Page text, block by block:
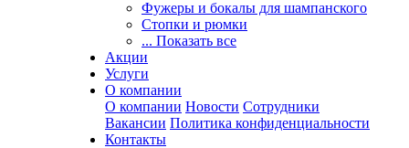
Фужеры и бокалы для шампанского
Стопки и рюмки
... Показать все
Акции
Услуги
О компании
О компании Новости Сотрудники
Вакансии Политика конфиденциальности
Контакты